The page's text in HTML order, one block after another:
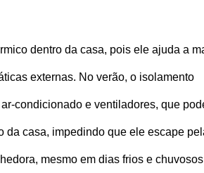
dentro da casa, pois ele ajuda a
externas. No verão, o isolamento
condicionado e ventiladores, que
da casa, impedindo que ele escape
mesmo em dias frios e